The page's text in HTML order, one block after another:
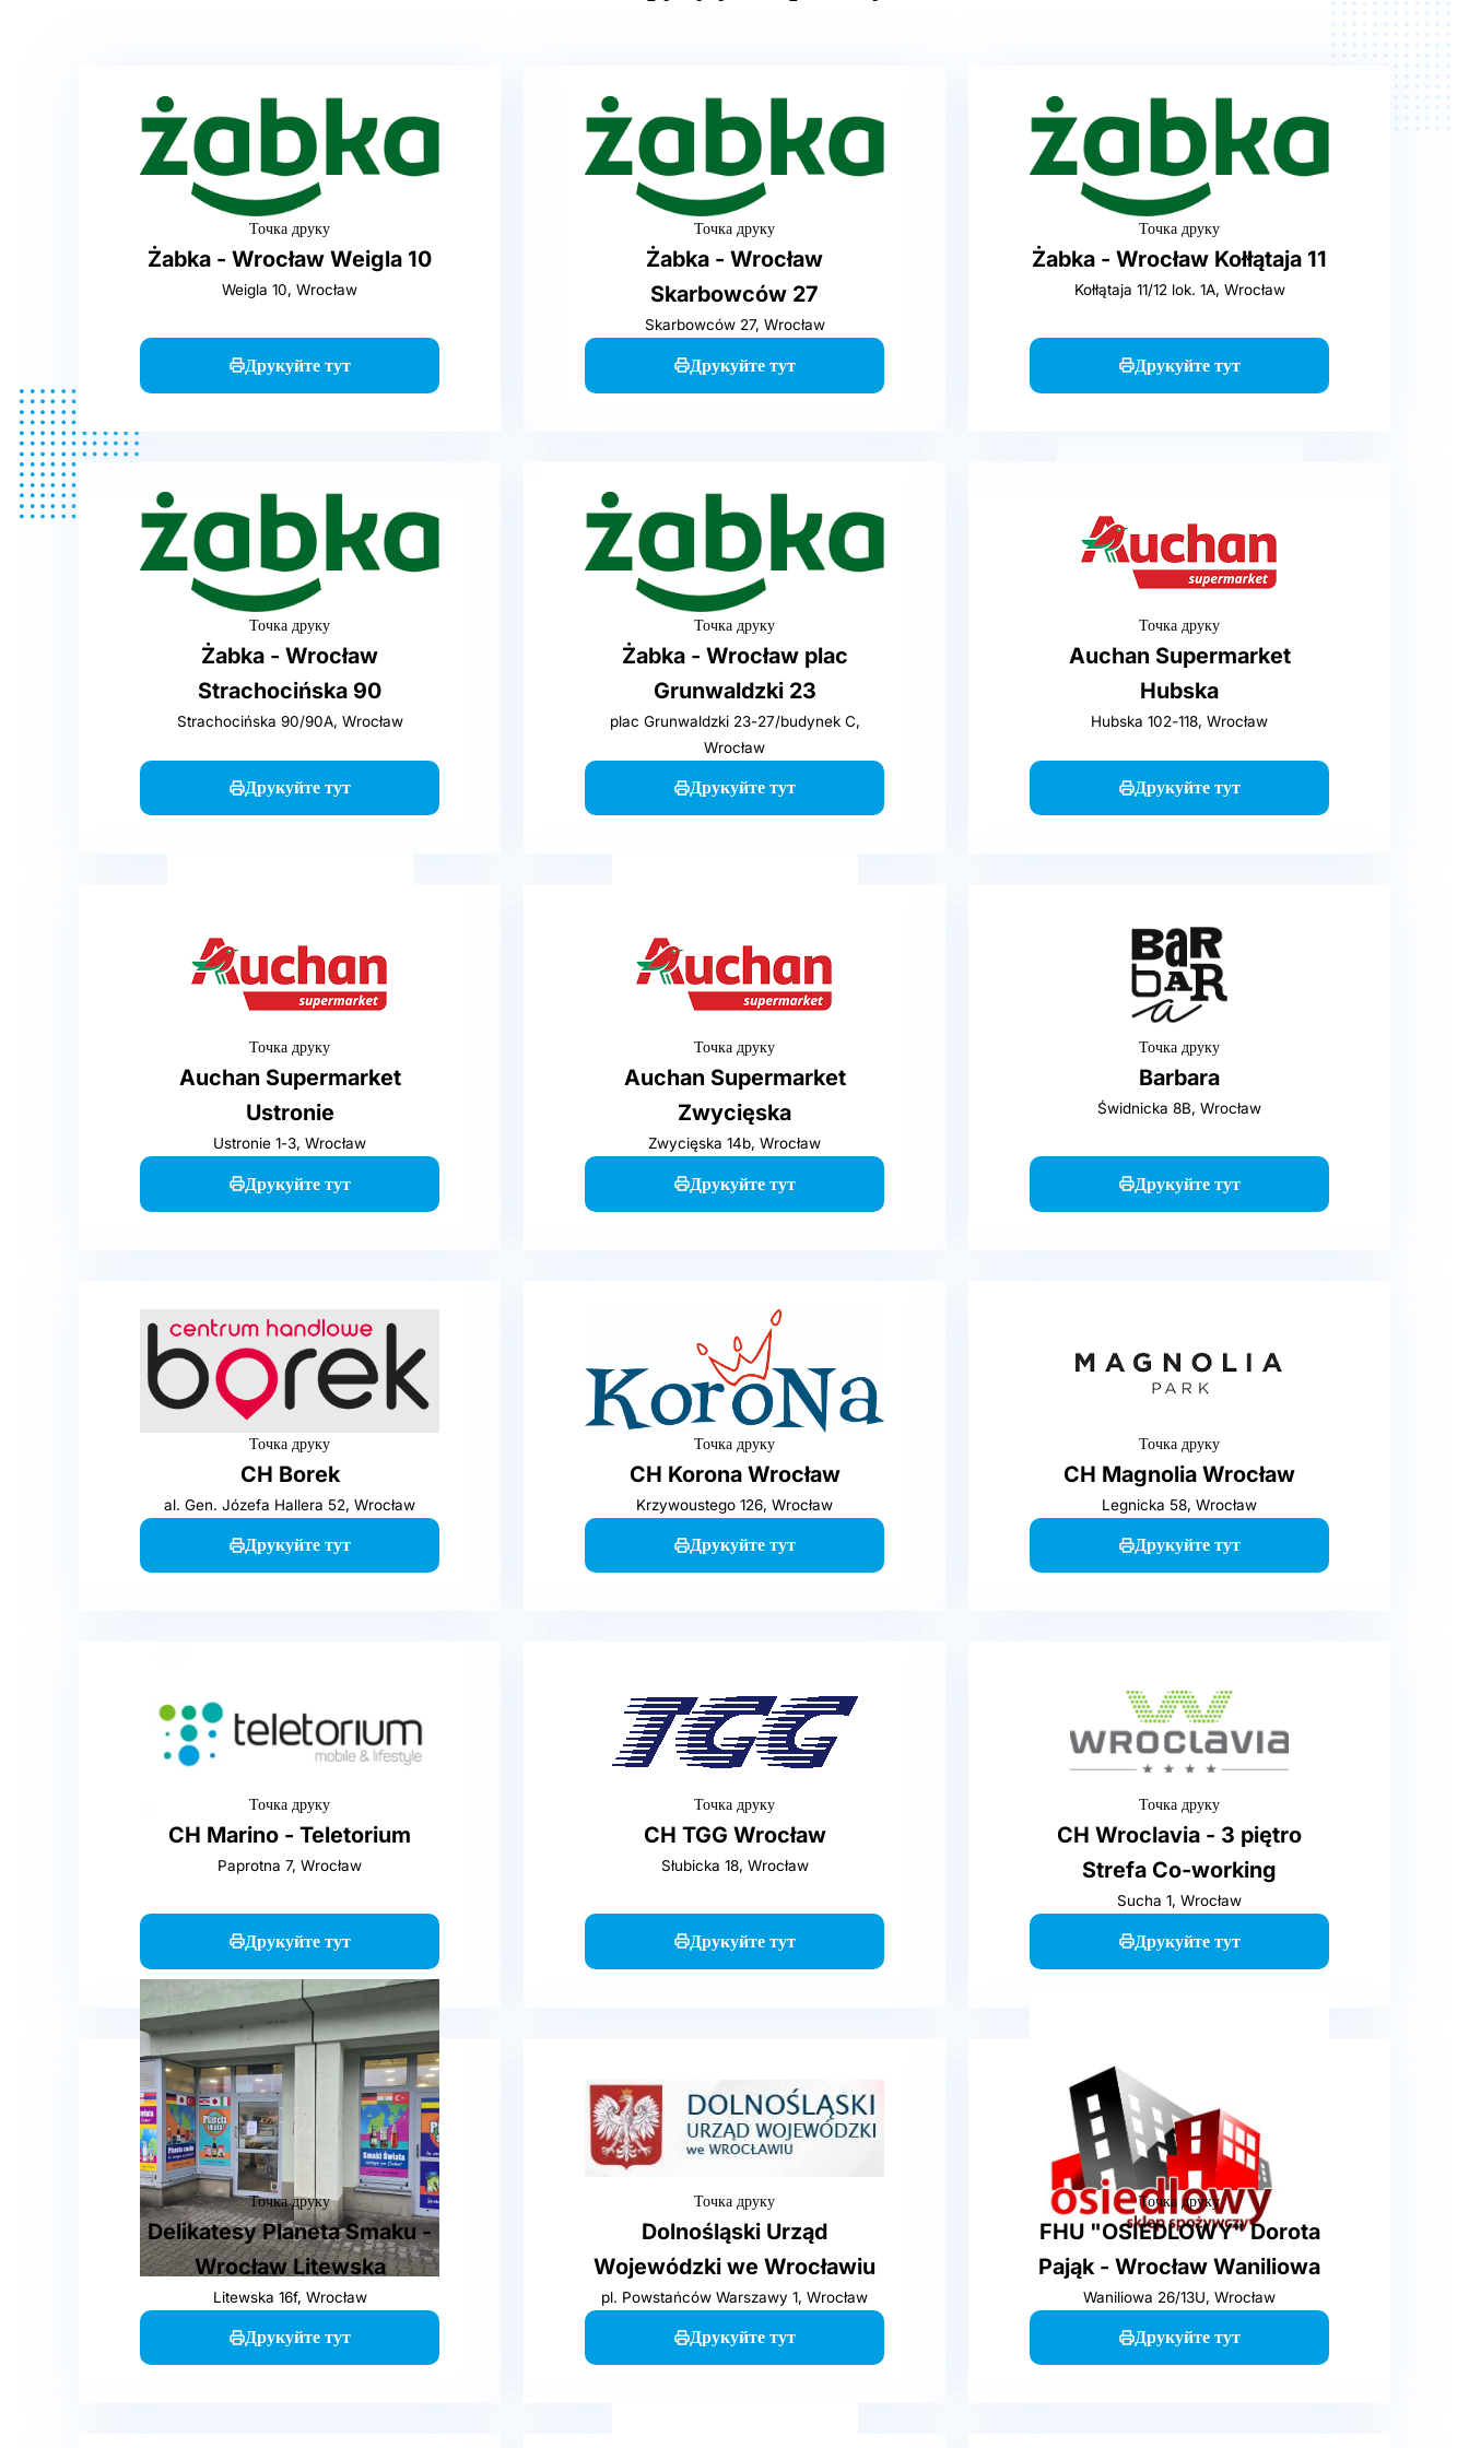
Точка друку
Żabka - Wrocław Weigla 10
Weigla 10, Wrocław
Друкуйте тут
Точка друку
Żabka - Wrocław
Skarbowców 27
Skarbowców 27, Wrocław
Друкуйте тут
Точка друку
Żabka - Wrocław Kołłątaja 11
Kołłątaja 11/12 lok. 1A, Wrocław
Друкуйте тут
Точка друку
Żabka - Wrocław
Strachocińska 90
Strachocińska 90/90A, Wrocław
Друкуйте тут
Точка друку
Żabka - Wrocław plac
Grunwaldzki 23
plac Grunwaldzki 23-27/budynek C,
Wrocław
Друкуйте тут
Точка друку
Auchan Supermarket
Hubska
Hubska 102-118, Wrocław
Друкуйте тут
Точка друку
Auchan Supermarket
Ustronie
Ustronie 1-3, Wrocław
Друкуйте тут
Точка друку
Auchan Supermarket
Zwycięska
Zwycięska 14b, Wrocław
Друкуйте тут
Точка друку
Barbara
Świdnicka 8B, Wrocław
Друкуйте тут
Точка друку
CH Borek
al. Gen. Józefa Hallera 52, Wrocław
Друкуйте тут
Точка друку
CH Korona Wrocław
Krzywoustego 126, Wrocław
Друкуйте тут
Точка друку
CH Magnolia Wrocław
Legnicka 58, Wrocław
Друкуйте тут
Точка друку
CH Marino - Teletorium
Paprotna 7, Wrocław
Друкуйте тут
Точка друку
CH TGG Wrocław
Słubicka 18, Wrocław
Друкуйте тут
Точка друку
CH Wroclavia - 3 piętro
Strefa Co-working
Sucha 1, Wrocław
Друкуйте тут
Точка друку
Delikatesy Planeta Smaku -
Wrocław Litewska
Litewska 16f, Wrocław
Друкуйте тут
Точка друку
Dolnośląski Urząd
Wojewódzki we Wrocławiu
pl. Powstańców Warszawy 1, Wrocław
Друкуйте тут
Точка друку
FHU "OSIEDLOWY" Dorota
Pająk - Wrocław Waniliowa
Waniliowa 26/13U, Wrocław
Друкуйте тут